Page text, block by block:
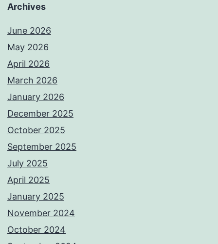
Archives
June 2026
May 2026
April 2026
March 2026
January 2026
December 2025
October 2025
September 2025
July 2025
April 2025
January 2025
November 2024
October 2024